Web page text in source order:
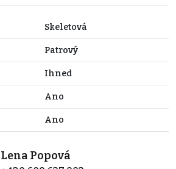
Skeletová
Patrový
Ihned
Ano
Ano
Lena Popová